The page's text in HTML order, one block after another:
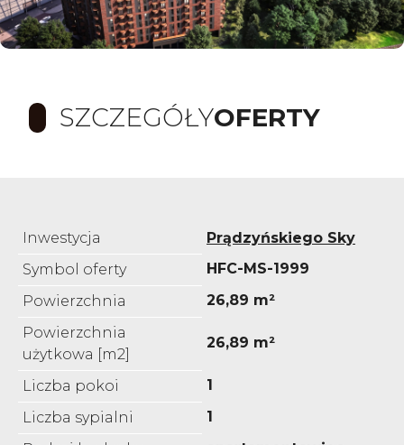
SZCZEGÓŁYOFERTY
Inwestycja
Prądzyńskiego Sky
Symbol oferty
HFC-MS-1999
Powierzchnia
26,89 m²
Powierzchnia
użytkowa [m2]
26,89 m²
Liczba pokoi
1
Liczba sypialni
1